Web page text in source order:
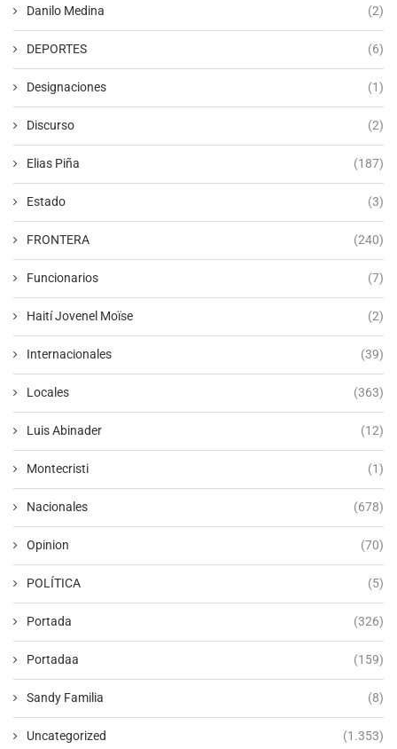
Danilo Medina (2)
DEPORTES (6)
Designaciones (1)
Discurso (2)
Elias Piña (187)
Estado (3)
FRONTERA (240)
Funcionarios (7)
Haití Jovenel Moïse (2)
Internacionales (39)
Locales (363)
Luis Abinader (12)
Montecristi (1)
Nacionales (678)
Opinion (70)
POLÍTICA (5)
Portada (326)
Portadaa (159)
Sandy Familia (8)
Uncategorized (1.353)